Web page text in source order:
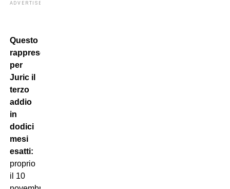
ADVERTISEMENT
Questo
rappresenterebbe
per
Juric il
terzo
addio
in
dodici
mesi
esatti:
proprio
il 10